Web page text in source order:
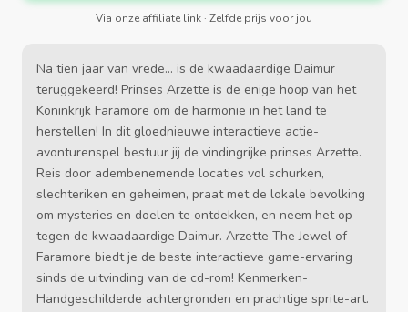
Via onze affiliate link · Zelfde prijs voor jou
Na tien jaar van vrede... is de kwaadaardige Daimur
teruggekeerd! Prinses Arzette is de enige hoop van het
Koninkrijk Faramore om de harmonie in het land te
herstellen! In dit gloednieuwe interactieve actie-
avonturenspel bestuur jij de vindingrijke prinses Arzette.
Reis door adembenemende locaties vol schurken,
slechteriken en geheimen, praat met de lokale bevolking
om mysteries en doelen te ontdekken, en neem het op
tegen de kwaadaardige Daimur. Arzette The Jewel of
Faramore biedt je de beste interactieve game-ervaring
sinds de uitvinding van de cd-rom! Kenmerken-
Handgeschilderde achtergronden en prachtige sprite-art.